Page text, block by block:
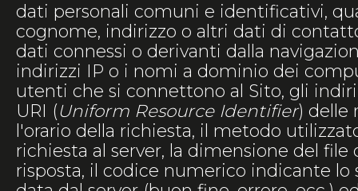
dati personali comuni e identificativi,
cognome, indirizzo o altri dati di
dati connessi o derivanti dalla
indirizzi IP o i nomi a dominio dei
utenti che si connettono al Sito, gli
URI (Uniform Resource Identifier) delle
l'orario della richiesta, il metodo
richiesta al server, la dimensione del
risposta, il codice numerico indicante lo